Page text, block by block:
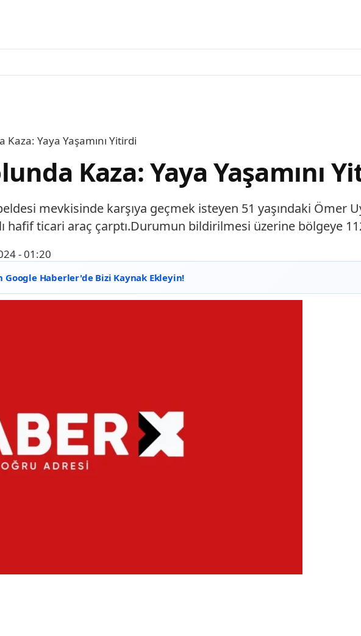
Yaya Yaşamını Yitirdi
Kaza: Yaya Yaşamını
mevkisinde karşıya geçmek isteyen 51 yaşındaki Ömer
hafif ticari araç çarptı.Durumun bildirilmesi üzerine bölgeye
- 01:20
Haberler'de Bizi Kaynak Ekleyin!